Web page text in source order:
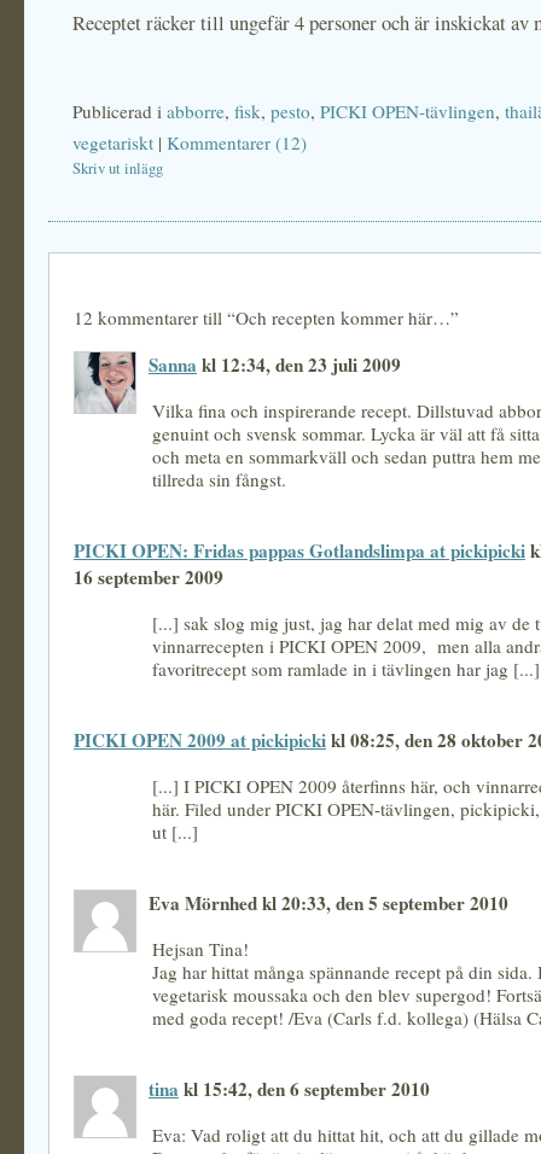
Receptet räcker till ungefär 4 personer och är inskickat av
Publicerad i abborre, fisk, pesto, PICKI OPEN-tävlingen,
vegetariskt | Kommentarer (12)
Skriv ut inlägg
12 kommentarer till “Och recepten kommer här…”
Sanna kl 12:34, den 23 juli 2009
Vilka fina och inspirerande recept. Dillstuvad
genuint och svensk sommar. Lycka är väl att få
och meta en sommarkväll och sedan puttra hem
tillreda sin fångst.
PICKI OPEN: Fridas pappas Gotlandslimpa at pickipicki
16 september 2009
[...] sak slog mig just, jag har delat med mig av de
vinnarrecepten i PICKI OPEN 2009, men alla
favoritrecept som ramlade in i tävlingen har jag [...]
PICKI OPEN 2009 at pickipickikl 08:25, den 28 oktober
[...] I PICKI OPEN 2009 återfinns här, och
här. Filed under PICKI OPEN-tävlingen,
ut [...]
Eva Mörnhed kl 20:33, den 5 september 2010
Hejsan Tina!
Jag har hittat många spännande recept på din
vegetarisk moussaka och den blev supergod!
med goda recept! /Eva (Carls f.d. kollega) (Hälsa
tina kl 15:42, den 6 september 2010
Eva: Vad roligt att du hittat hit, och att du gillade